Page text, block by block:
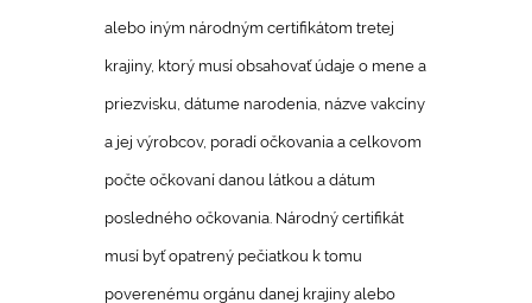
alebo iným národným certifikátom tretej
krajiny, ktorý musí obsahovať údaje o mene a
priezvisku, dátume narodenia, názve vakcíny
a jej výrobcov, poradí očkovania a celkovom
počte očkovaní danou látkou a dátum
posledného očkovania. Národný certifikát
musí byť opatrený pečiatkou k tomu
poverenému orgánu danej krajiny alebo